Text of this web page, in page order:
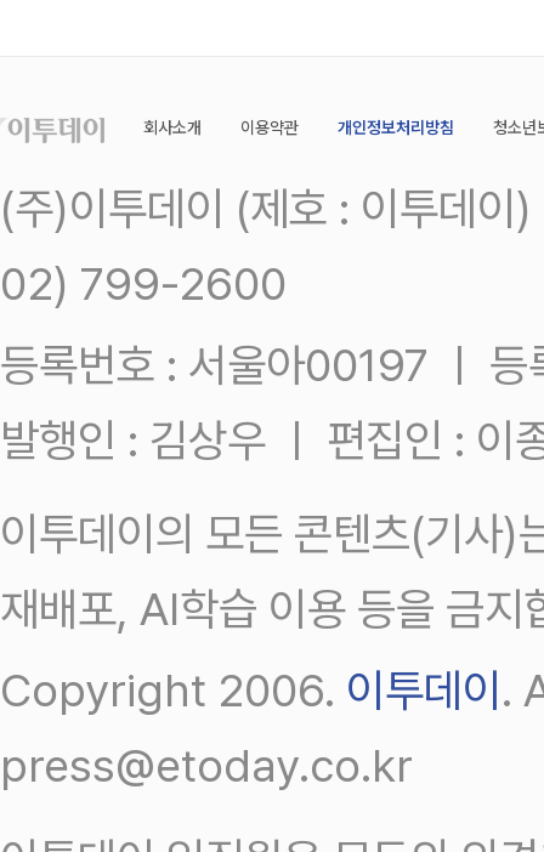
회사소개 이용약관 개인정보처리방침 청소년
(주)이투데이 (제호 : 이투데
02) 799-2600
등록번호 : 서울아00197 ㅣ
발행인 : 김상우 ㅣ 편집인 : 이
이투데이의 모든 콘텐츠(기사)
재배포, AI학습 이용 등을 금지
Copyright 2006. 이투데이.
press@etoday.co.kr